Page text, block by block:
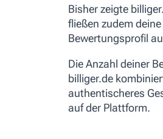
Bisher zeigte
fließen zudem
Bewertungsprofil
Die Anzahl deiner
billiger.de
authentischeres
auf der Plattform.